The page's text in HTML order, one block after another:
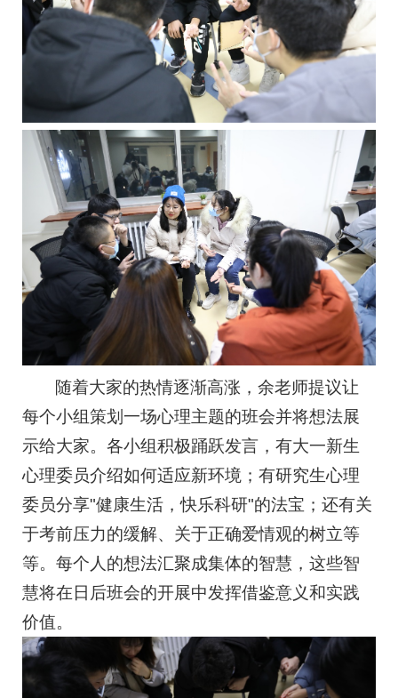
随着大家的热情逐渐高涨，余老师提议让
每个小组策划一场心理主题的班会并将想法展
示给大家。各小组积极踊跃发言，有大一新生
心理委员介绍如何适应新环境；有研究生心理
委员分享"健康生活，快乐科研"的法宝；还有关
于考前压力的缓解、关于正确爱情观的树立等
等。每个人的想法汇聚成集体的智慧，这些智
慧将在日后班会的开展中发挥借鉴意义和实践
价值。